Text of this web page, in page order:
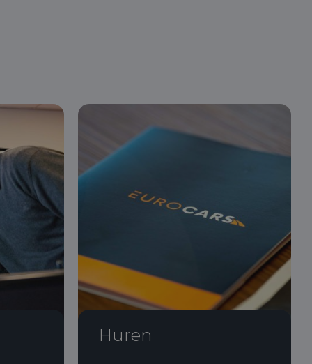
Huren